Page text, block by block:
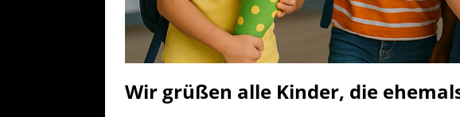
Wir grüßen alle Kinder, die